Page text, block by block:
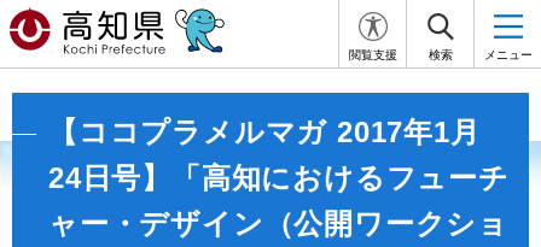
閲覧支援 検索 メニュー
【ココプラメルマガ 2017年1月
24日号】「高知におけるフューチ
ャー・デザイン（公開ワークショ